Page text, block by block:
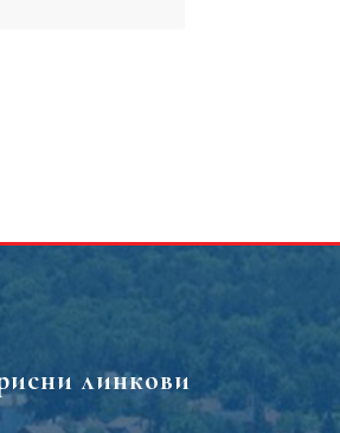
линкови